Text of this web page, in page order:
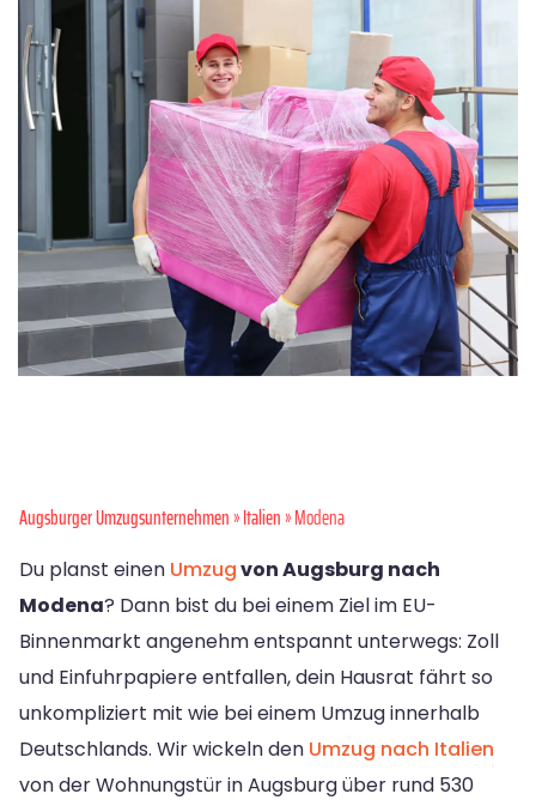
Augsburger Umzugsunternehmen»Italien» Modena
Du planst einen Umzugvon Augsburg nach
Modena? Dann bist du bei einem Ziel im EU-
Binnenmarkt angenehm entspannt unterwegs: Zoll
und Einfuhrpapiere entfallen, dein Hausrat fährt so
unkompliziert mit wie bei einem Umzug innerhalb
Deutschlands. Wir wickeln den Umzug nach Italien
von der Wohnungstür in Augsburg über rund 530